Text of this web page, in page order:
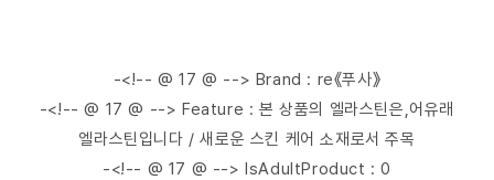
-<!-- @ 17 @ --> Brand : re《푸사》
-<!-- @ 17 @ --> Feature : 본 상품의 엘라스틴은,어유래
엘라스틴입니다 / 새로운 스킨 케어 소재로서 주목
-<!-- @ 17 @ --> IsAdultProduct : 0